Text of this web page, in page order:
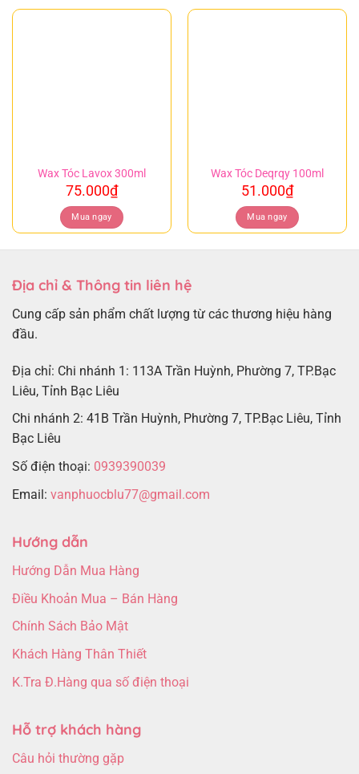
Wax Tóc Lavox 300ml
75.000₫
Mua ngay
Wax Tóc Deqrqy 100ml
51.000₫
Mua ngay
Địa chỉ & Thông tin liên hệ
Cung cấp sản phẩm chất lượng từ các thương hiệu hàng
đầu.
Địa chỉ: Chi nhánh 1: 113A Trần Huỳnh, Phường 7, TP.Bạc
Liêu, Tỉnh Bạc Liêu
Chi nhánh 2: 41B Trần Huỳnh, Phường 7, TP.Bạc Liêu, Tỉnh
Bạc Liêu
Số điện thoại: 0939390039
Email: vanphuocblu77@gmail.com
Hướng dẫn
Hướng Dẫn Mua Hàng
Điều Khoản Mua – Bán Hàng
Chính Sách Bảo Mật
Khách Hàng Thân Thiết
K.Tra Đ.Hàng qua số điện thoại
Hỗ trợ khách hàng
Câu hỏi thường gặp